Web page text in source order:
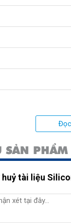
SẢN PHẨM
tài liệu